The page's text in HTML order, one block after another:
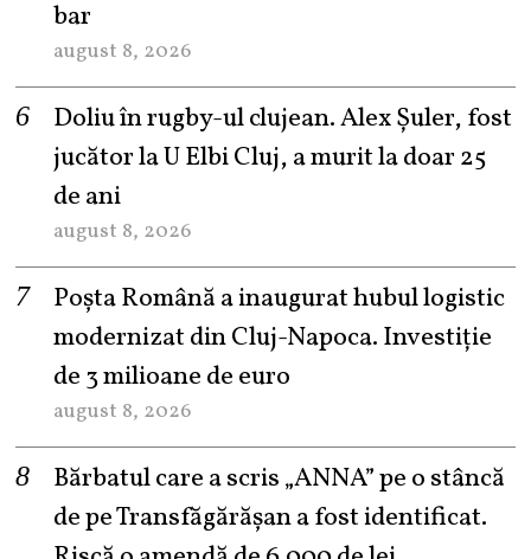
bar
august 8, 2026
Doliu în rugby-ul clujean. Alex Șuler, fost
jucător la U Elbi Cluj, a murit la doar 25
de ani
august 8, 2026
Poșta Română a inaugurat hubul logistic
modernizat din Cluj-Napoca. Investiție
de 3 milioane de euro
august 8, 2026
Bărbatul care a scris „ANNA” pe o stâncă
de pe Transfăgărășan a fost identificat.